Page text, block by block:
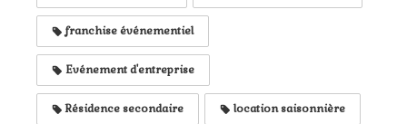
franchise événementiel
Evénement d'entreprise
Résidence secondaire location saisonnière